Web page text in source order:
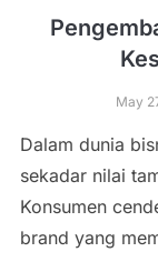
May
Dalam dunia
sekadar nilai
Konsumen
brand yang